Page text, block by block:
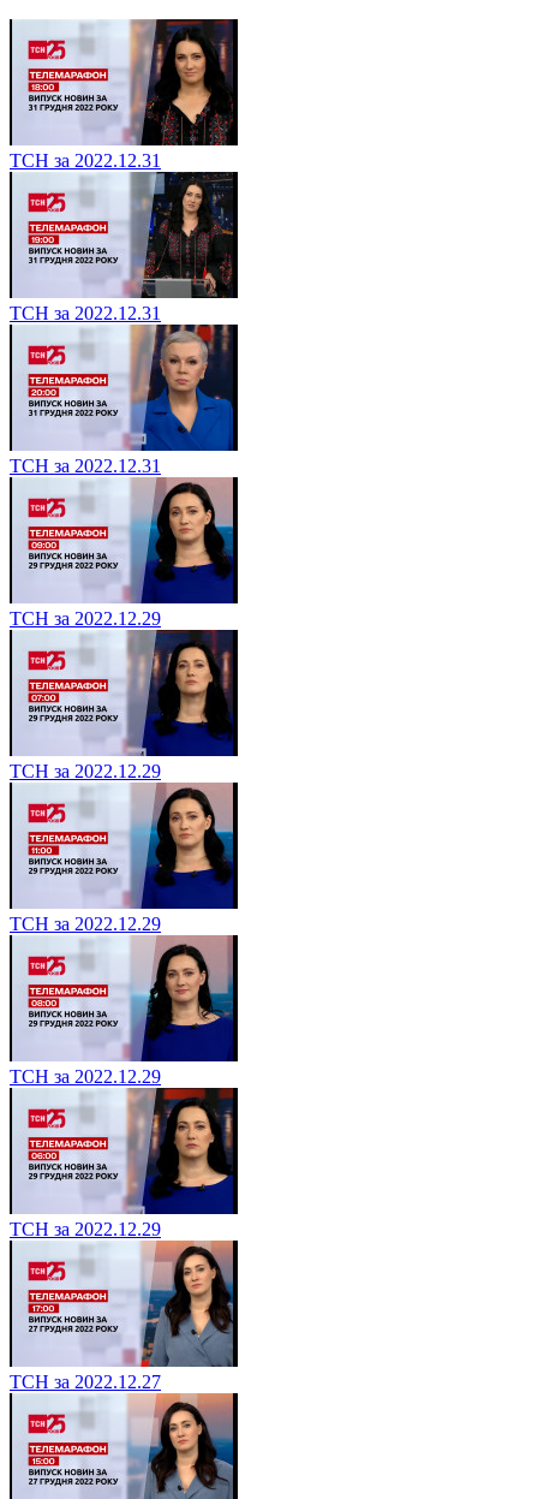
ТСН за 2022.12.31
ТСН за 2022.12.31
ТСН за 2022.12.31
ТСН за 2022.12.29
ТСН за 2022.12.29
ТСН за 2022.12.29
ТСН за 2022.12.29
ТСН за 2022.12.29
ТСН за 2022.12.27